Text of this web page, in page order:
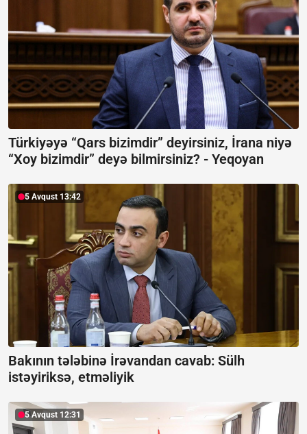
Türkiyəyə “Qars bizimdir” deyirsiniz, İrana niyə
“Xoy bizimdir” deyə bilmirsiniz? - Yeqoyan
5 Avqust 13:42
Bakının tələbinə İrəvandan cavab: Sülh
istəyiriksə, etməliyik
5 Avqust 12:31